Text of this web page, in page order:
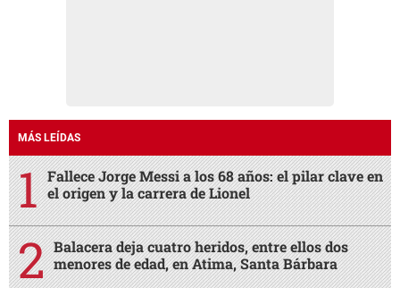
MÁS LEÍDAS
Fallece Jorge Messi a los 68 años: el pilar clave en
el origen y la carrera de Lionel
Balacera deja cuatro heridos, entre ellos dos
menores de edad, en Atima, Santa Bárbara